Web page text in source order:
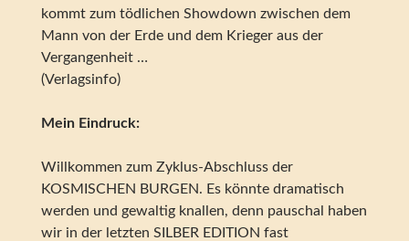
kommt zum tödlichen Showdown zwischen dem
Mann von der Erde und dem Krieger aus der
Vergangenheit …
(Verlagsinfo)
Mein Eindruck:
Willkommen zum Zyklus-Abschluss der
KOSMISCHEN BURGEN. Es könnte dramatisch
werden und gewaltig knallen, denn pauschal haben
wir in der letzten SILBER EDITION fast